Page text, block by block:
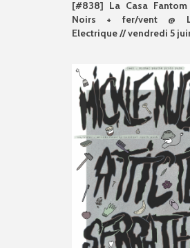
[#838] La Casa Fantom
Noirs + fer/vent @
Electrique // vendredi 5